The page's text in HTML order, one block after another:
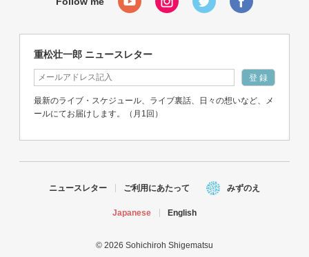
重松壮一郎 ニュースレター
最新のライブ・スケジュール、ライブ裏話、日々の想いなど、メ
ールにてお届けします。（月1回）
ニュースレター ご利用にあたって みずのえ
Japanese English
© 2026 Sohichiroh Shigematsu